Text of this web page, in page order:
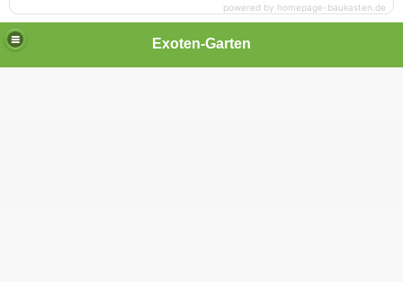
Exoten-Garten
powered by homepage-baukasten.de